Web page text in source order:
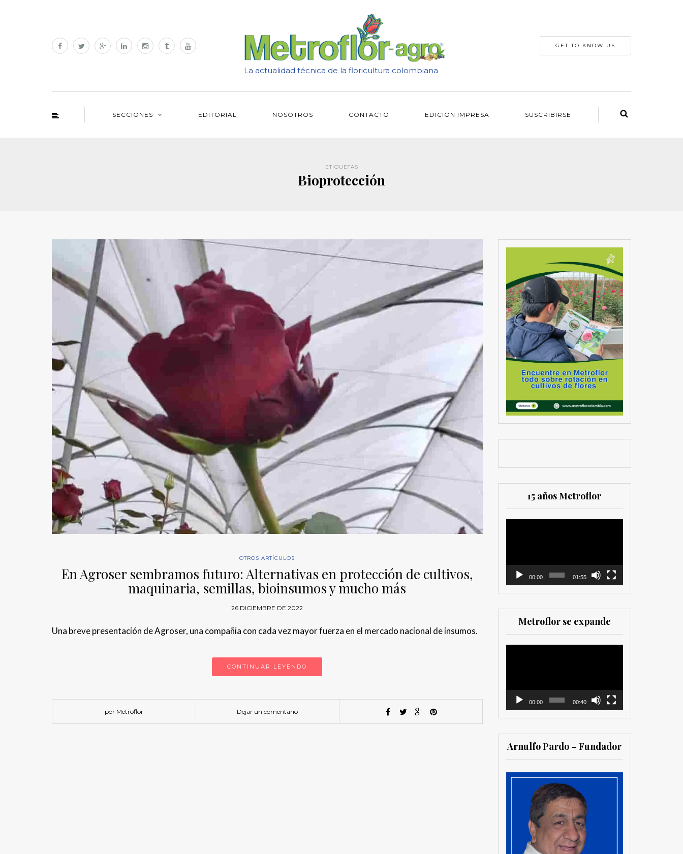
La actualidad técnica de la floricultura colombiana
GET TO KNOW US
SECCIONES EDITORIAL NOSOTROS CONTACTO EDICIÓN IMPRESA SUSCRIBIRSE
ETIQUETAS
Bioprotección
OTROS ARTÍCULOS
En Agroser sembramos futuro: Alternativas en protección de cultivos,
maquinaria, semillas, bioinsumos y mucho más
26 DICIEMBRE DE 2022
Una breve presentación de Agroser, una compañia con cada vez mayor fuerza en el mercado nacional de insumos.
CONTINUAR LEYENDO
por Metroflor Dejar un comentario
15 años Metroflor
00:00 01:55
Metroflor se expande
00:00 00:40
Arnulfo Pardo – Fundador